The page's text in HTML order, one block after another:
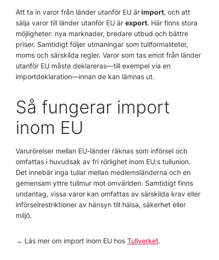
Att ta in varor från länder utanför EU ärimport, och att
sälja varor till länder utanför EU är export. Här finns stora
möjligheter: nya marknader, bredare utbud och bättre
priser. Samtidigt följer utmaningar som tullformaliteter,
moms och särskilda regler. Varor som tas emot från länder
utanför EU måste deklareras—till exempel via en
importdeklaration—innan de kan lämnas ut.
Så fungerar import
inom EU
Varurörelser mellan EU-länder räknas som införsel och
omfattas i huvudsak av fri rörlighet inom EU:s tullunion.
Det innebär inga tullar mellan medlemsländerna och en
gemensam yttre tullmur mot omvärlden. Samtidigt finns
undantag, vissa varor kan omfattas av särskilda krav eller
införselrestriktioner av hänsyn till hälsa, säkerhet eller
miljö.
→ Läs mer om import inom EU hos Tullverket.